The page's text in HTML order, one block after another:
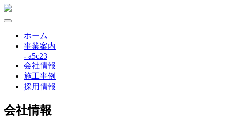
ホーム
事業案内
- a5c23
会社情報
施工事例
採用情報
会社情報